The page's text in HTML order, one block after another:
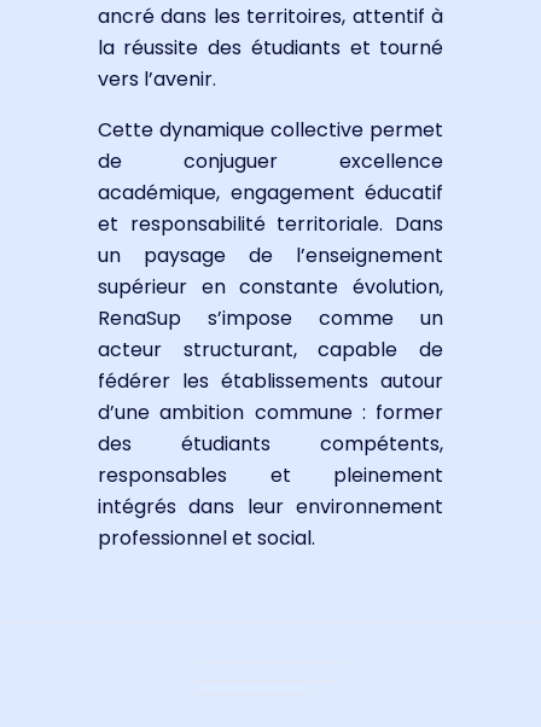
ancré dans les territoires, attentif à
la réussite des étudiants et tourné
vers l’avenir.
Cette dynamique collective permet
de conjuguer excellence
académique, engagement éducatif
et responsabilité territoriale. Dans
un paysage de l’enseignement
supérieur en constante évolution,
RenaSup s’impose comme un
acteur structurant, capable de
fédérer les établissements autour
d’une ambition commune : former
des étudiants compétents,
responsables et pleinement
intégrés dans leur environnement
professionnel et social.